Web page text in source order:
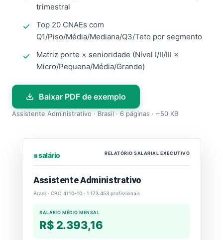
trimestral
Top 20 CNAEs com
Q1/Piso/Média/Mediana/Q3/Teto por segmento
Matriz porte × senioridade (Nível I/II/III ×
Micro/Pequena/Média/Grande)
Baixar PDF de exemplo
Assistente Administrativo · Brasil · 6 páginas · ~50 KB
⏐⏐⏐ salário RELATÓRIO SALARIAL EXECUTIVO
Assistente Administrativo
Brasil · CBO 4110-10 · 1.173.453 profissionais
SALÁRIO MÉDIO MENSAL
R$ 2.393,16